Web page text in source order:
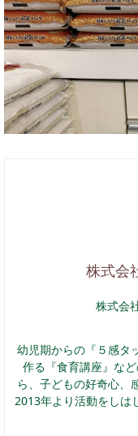
株式会
株式会
幼児期からの『５感タ
作る『食育講座』な
ら、子どもの好奇心、
2013年より活動をしは